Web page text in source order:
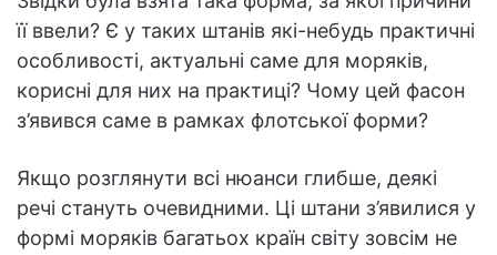
її ввели? Є у таких штанів які-небудь практичні
особливості, актуальні саме для моряків,
корисні для них на практиці? Чому цей фасон
з’явився саме в рамках флотської форми?
Якщо розглянути всі нюанси глибше, деякі
речі стануть очевидними. Ці штани з’явилися у
формі моряків багатьох країн світу зовсім не